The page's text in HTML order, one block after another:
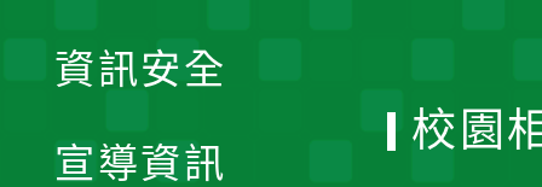
資訊安全
宣導資訊
校園